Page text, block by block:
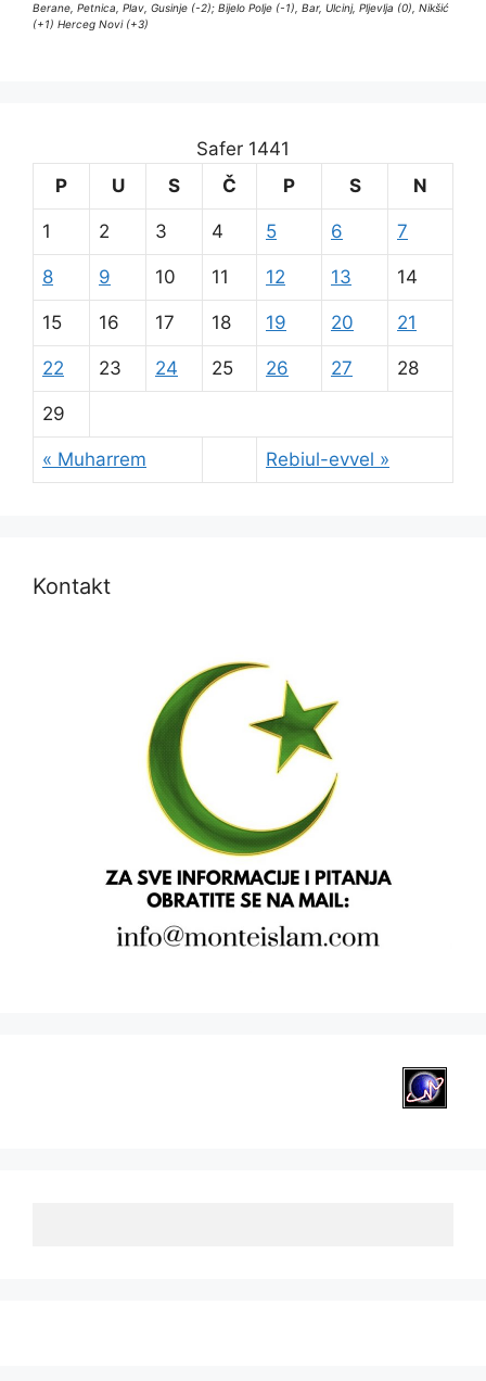
Berane, Petnica, Plav, Gusinje (-2); Bijelo Polje (-1), Bar, Ulcinj, Pljevlja (0), Nikšić
(+1) Herceg Novi (+3)
Safer 1441
P
U S Č P S N
« Muharrem Rebiul-evvel »
1 2 3 4 5 6 7
8 9 10 11 12 13 14
15 16 17 18 19 20 21
22 23 24 25 26 27 28
29
Kontakt